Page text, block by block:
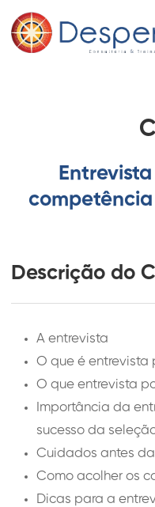
Descrição do
A entrevista
O que é entrevista
O que entrevista
Importância da
sucesso da
Cuidados antes
Como acolher os
Dicas para a